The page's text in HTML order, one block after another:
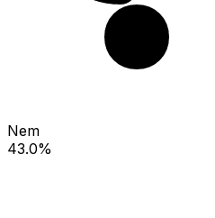
Nem
43.0%